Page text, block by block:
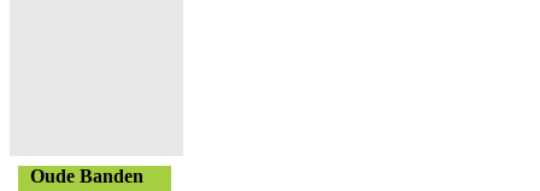
Oude Banden